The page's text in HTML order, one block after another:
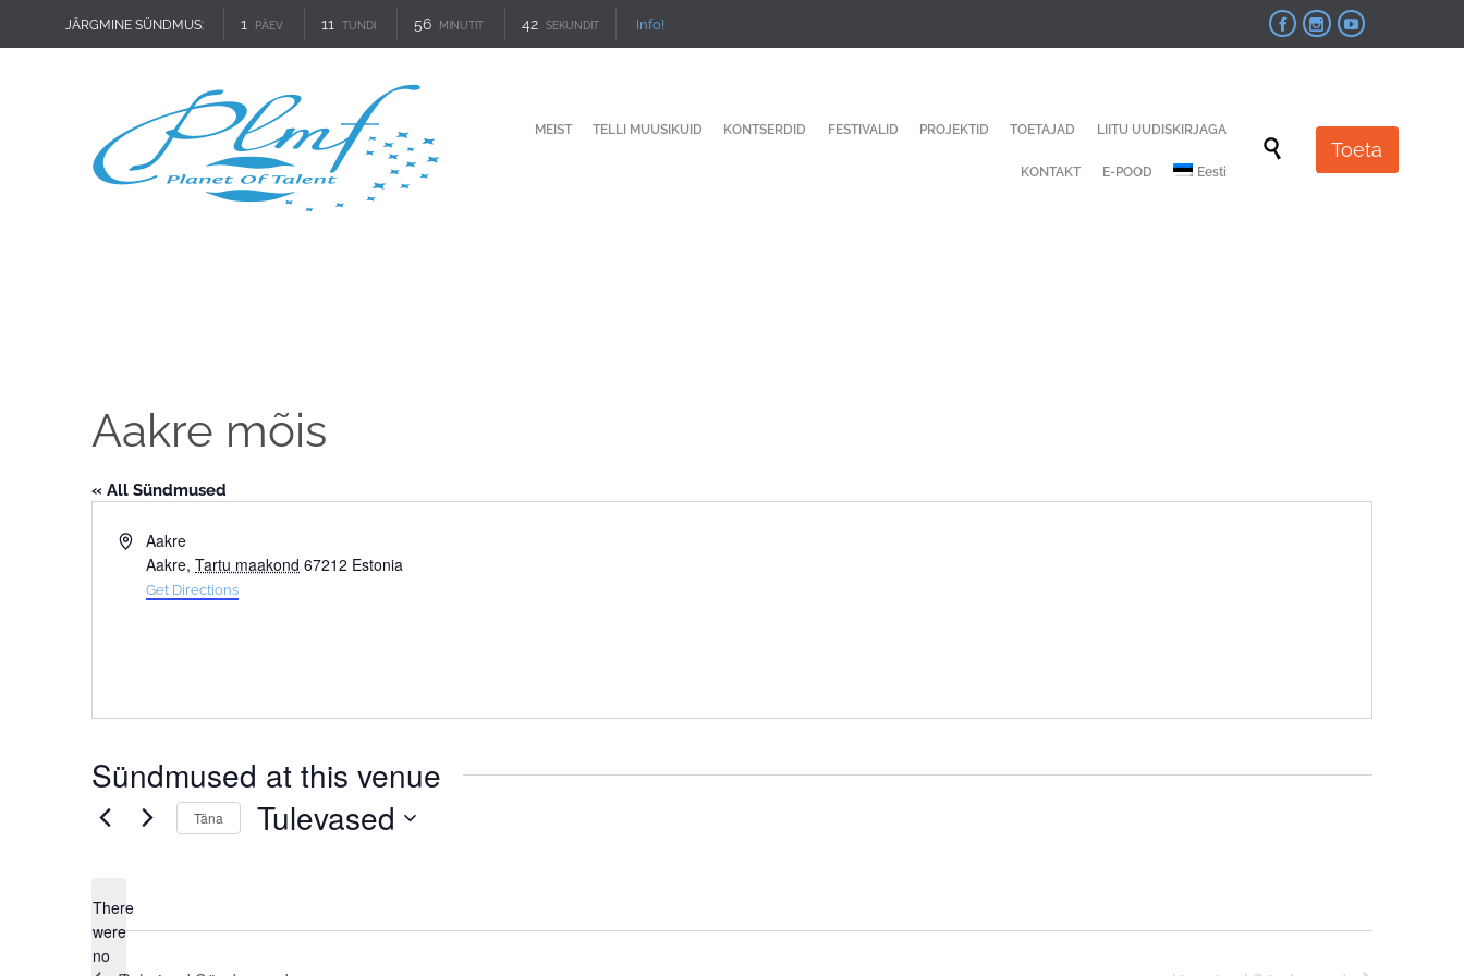
JÄRGMINE SÜNDMUS: 1 PÄEV 11 TUNDI 56 MINUTIT 42 SEKUNDIT Info!   
content
MEIST TELLI MUUSIKUID KONTSERDID FESTIVALID PROJEKTID TOETAJAD LIITU UUDISKIRJAGA
KONTAKT E-POOD Eesti
 Toeta
Aakre mõis
« All Sündmused
Address
Aakre
Aakre, Tartu maakond 67212 Estonia
Get Directions
Sündmused at this venue
Notice
There
were
no
Täna Tulevased